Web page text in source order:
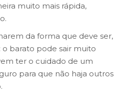
muito mais rápida,
da forma que deve ser,
barato pode sair muito
ter o cuidado de um
para que não haja outros